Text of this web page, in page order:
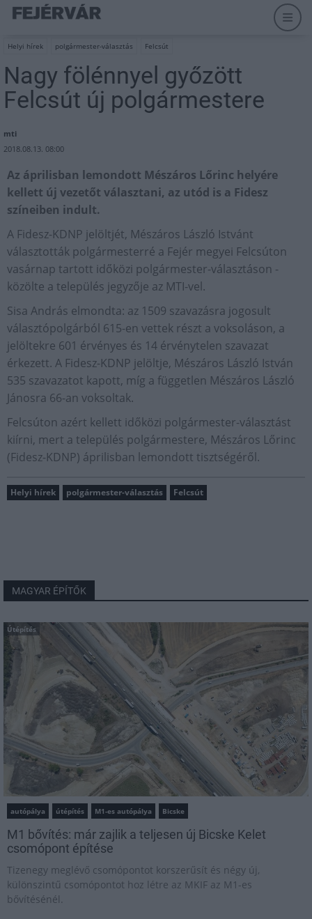
Helyi hírek polgármester-választás Felcsút
Nagy fölénnyel győzött
Felcsút új polgármestere
mti
2018.08.13. 08:00
Az áprilisban lemondott Mészáros Lőrinc helyére
kellett új vezetőt választani, az utód is a Fidesz
színeiben indult.
A Fidesz-KDNP jelöltjét, Mészáros László Istvánt
választották polgármesterré a Fejér megyei Felcsúton
vasárnap tartott időközi polgármester-választáson -
közölte a település jegyzője az MTI-vel.
Sisa András elmondta: az 1509 szavazásra jogosult
választópolgárból 615-en vettek részt a voksoláson, a
jelöltekre 601 érvényes és 14 érvénytelen szavazat
érkezett. A Fidesz-KDNP jelöltje, Mészáros László István
535 szavazatot kapott, míg a független Mészáros László
Jánosra 66-an voksoltak.
Felcsúton azért kellett időközi polgármester-választást
kiírni, mert a település polgármestere, Mészáros Lőrinc
(Fidesz-KDNP) áprilisban lemondott tisztségéről.
Helyi hírek polgármester-választás Felcsút
MAGYAR ÉPÍTŐK
Útépítés
autópálya útépítés M1-es autópálya Bicske
M1 bővítés: már zajlik a teljesen új Bicske Kelet
csomópont építése
Tizenegy meglévő csomópontot korszerűsít és négy új,
különszintű csomópontot hoz létre az MKIF az M1-es
bővítésénél.